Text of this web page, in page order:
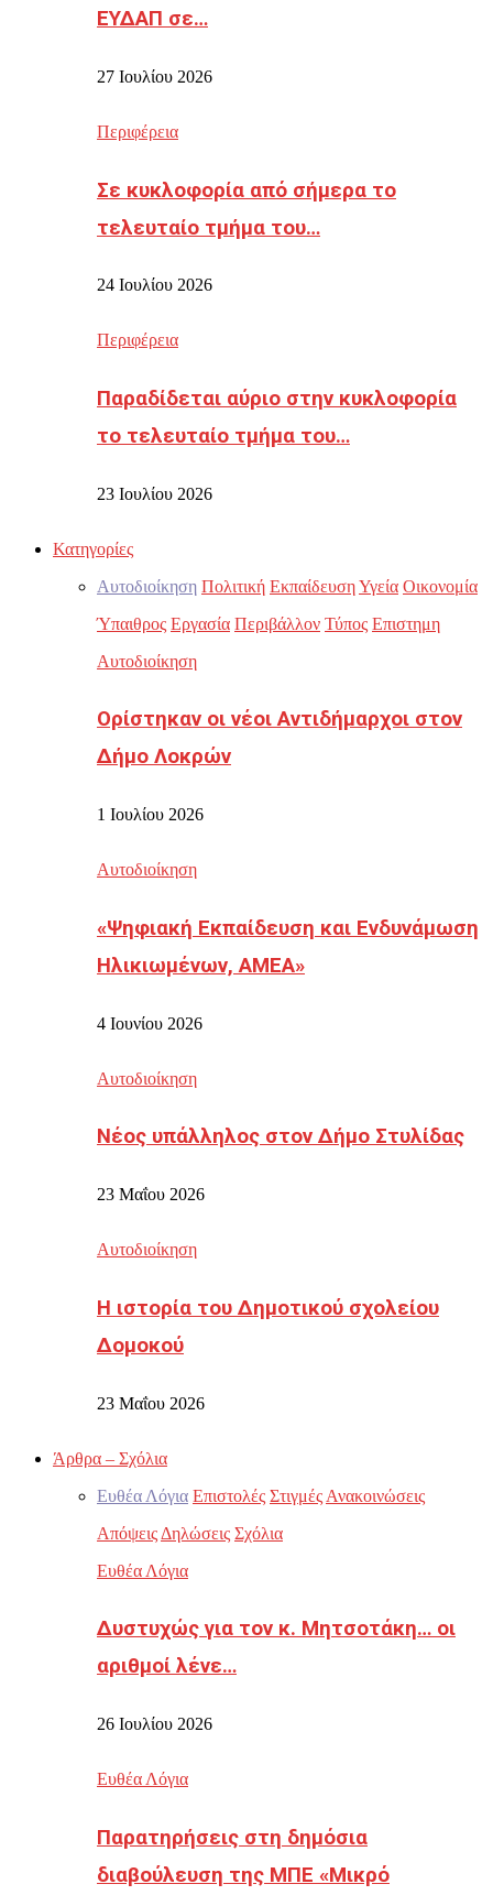
ΕΥΔΑΠ σε…
27 Ιουλίου 2026
Περιφέρεια
Σε κυκλοφορία από σήμερα το
τελευταίο τμήμα του…
24 Ιουλίου 2026
Περιφέρεια
Παραδίδεται αύριο στην κυκλοφορία
το τελευταίο τμήμα του…
23 Ιουλίου 2026
Κατηγορίες
Αυτοδιοίκηση Πολιτική ΕκπαίδευσηΥγεία Οικονομία
Ύπαιθρος Εργασία Περιβάλλον Τύπος Επιστημη
Αυτοδιοίκηση
Ορίστηκαν οι νέοι Αντιδήμαρχοι στον
Δήμο Λοκρών
1 Ιουλίου 2026
Αυτοδιοίκηση
«Ψηφιακή Εκπαίδευση και Ενδυνάμωση
Ηλικιωμένων, ΑΜΕΑ»
4 Ιουνίου 2026
Αυτοδιοίκηση
Νέος υπάλληλος στον Δήμο Στυλίδας
23 Μαΐου 2026
Αυτοδιοίκηση
Η ιστορία του Δημοτικού σχολείου
Δομοκού
23 Μαΐου 2026
Άρθρα – Σχόλια
Ευθέα Λόγια Επιστολές Στιγμές Ανακοινώσεις
Απόψεις Δηλώσεις Σχόλια
Ευθέα Λόγια
Δυστυχώς για τον κ. Μητσοτάκη… οι
αριθμοί λένε…
26 Ιουλίου 2026
Ευθέα Λόγια
Παρατηρήσεις στη δημόσια
διαβούλευση της ΜΠΕ «Μικρό